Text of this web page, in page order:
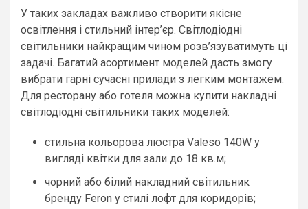
У таких закладах важливо створити якісне
освітлення і стильний інтер’єр. Світлодіодні
світильники найкращим чином розв’язуватимуть ці
задачі. Багатий асортимент моделей дасть змогу
вибрати гарні сучасні прилади з легким монтажем.
Для ресторану або готеля можна купити накладні
світлодіодні світильники таких моделей:
стильна кольорова люстра Valeso 140W у
вигляді квітки для зали до 18 кв.м;
чорний або білий накладний світильник
бренду Feron у стилі лофт для коридорів;